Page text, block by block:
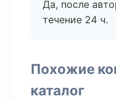
Да, после
течение 24 ч.
Похожие
каталог